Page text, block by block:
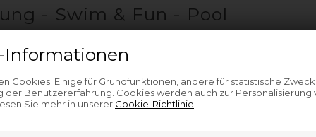
Informationen
Cookies. Einige für Grundfunktionen, andere für statistische
der Benutzererfahrung. Cookies werden auch zur Personalisierung
Sie mehr in unserer Cookie-Richtlinie
- Swim & Fun - Pool
für Swim & Fun Poolbei Nettoparts. Die Teile, die wir
Tagen beschaffen und an Sie liefern. Egal welches Ersatzteil für